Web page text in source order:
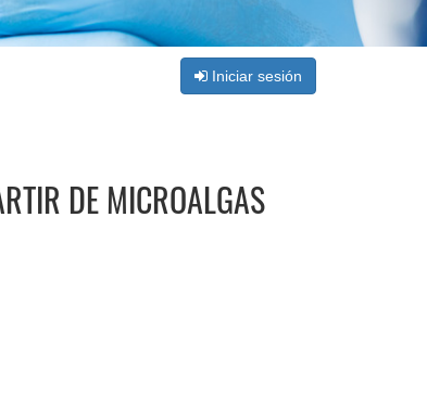
Iniciar sesión
DE MICROALGAS